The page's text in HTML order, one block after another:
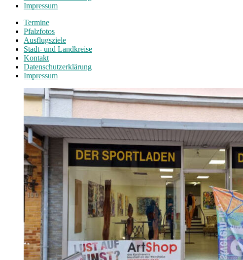
Impressum
Termine
Pfalzfotos
Ausflugsziele
Stadt- und Landkreise
Kontakt
Datenschutzerklärung
Impressum